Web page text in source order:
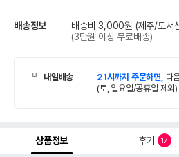
배송정보 배송비 3,000원 (제주/도서
(3만원 이상 무료배송)
내일배송 21시까지 주문하면, 다
(토, 일요일/공휴일 제외)
상품정보 후기 17